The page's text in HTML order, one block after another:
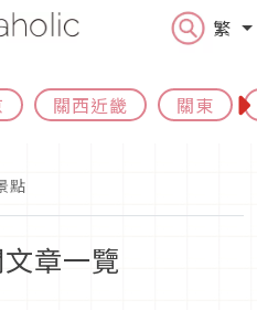
繁
關西近畿 關東
點
文章一覽